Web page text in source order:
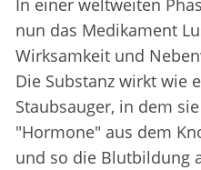
In einer weltweiten
nun das Medikament
Wirksamkeit und
Die Substanz wirkt wie
Staubsauger, in dem
"Hormone" aus dem
und so die Blutbildung